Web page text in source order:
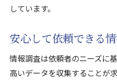
しています。
安心して依頼できる
情報調査は依頼者のニーズに
高いデータを収集することが